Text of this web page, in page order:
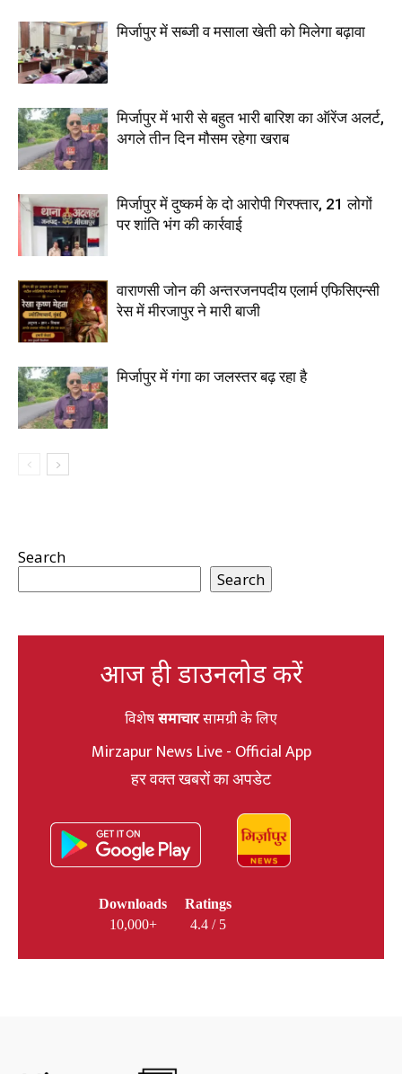
मिर्जापुर में सब्जी व मसाला खेती को मिलेगा बढ़ावा
मिर्जापुर में भारी से बहुत भारी बारिश का ऑरेंज अलर्ट,
अगले तीन दिन मौसम रहेगा खराब
मिर्जापुर में दुष्कर्म के दो आरोपी गिरफ्तार, 21 लोगों
पर शांति भंग की कार्रवाई
वाराणसी जोन की अन्तरजनपदीय एलार्म एफिसिएन्सी
रेस में मीरजापुर ने मारी बाजी
मिर्जापुर में गंगा का जलस्तर बढ़ रहा है
Search
Search
आज ही डाउनलोड करें
विशेषसमाचारसामग्री के लिए
Mirzapur News Live - Official App
हर वक्त खबरों का अपडेट
Downloads
10,000+
Ratings
4.4 / 5